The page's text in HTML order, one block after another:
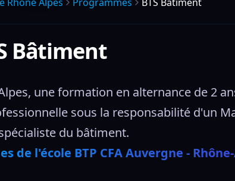
Bâtiment
une formation en alternance de 2
sous la responsabilité d'un
du bâtiment.
de l'école BTP CFA Auvergne -